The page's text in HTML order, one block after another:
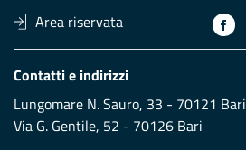
Area riservata
Contatti e indirizzi
Lungomare N. Sauro, 33 - 70121 Bari
Via G. Gentile, 52 - 70126 Bari